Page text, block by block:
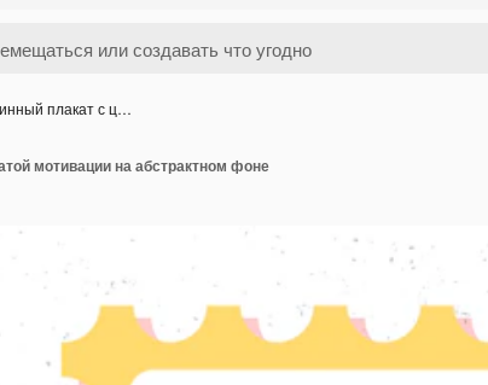
плакат с ц…
мотивации на абстрактном фоне